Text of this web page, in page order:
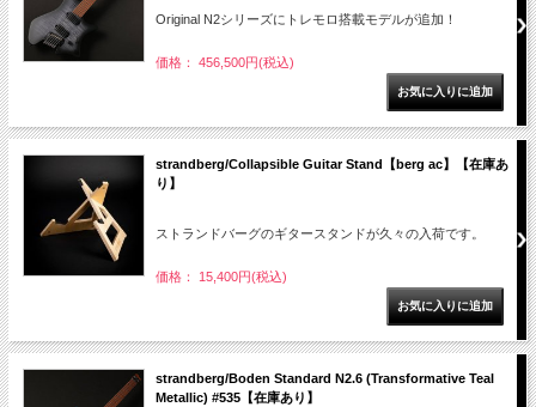
Original N2シリーズにトレモロ搭載モデルが追加！
価格： 456,500円(税込)
strandberg/Collapsible Guitar Stand【berg ac】【在庫あ
り】
ストランドバーグのギタースタンドが久々の入荷です。
価格： 15,400円(税込)
strandberg/Boden Standard N2.6 (Transformative Teal
Metallic) #535【在庫あり】